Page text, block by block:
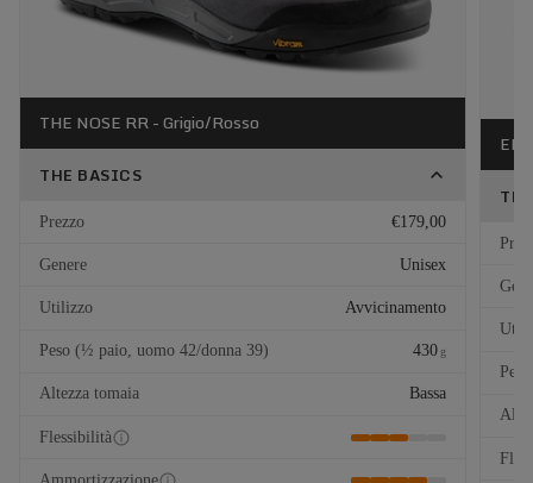
THE NOSE RR - Grigio/Rosso
THE BASICS
Prezzo €179,00
Genere Unisex
Utilizzo Avvicinamento
Peso (½ paio, uomo 42/donna 39) 430 g
Altezza tomaia Bassa
Flessibilità
EL